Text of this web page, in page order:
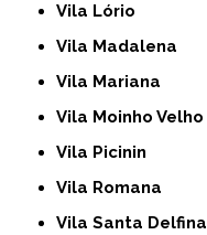
Vila Lório
Vila Madalena
Vila Mariana
Vila Moinho Velho
Vila Picinin
Vila Romana
Vila Santa Delfina